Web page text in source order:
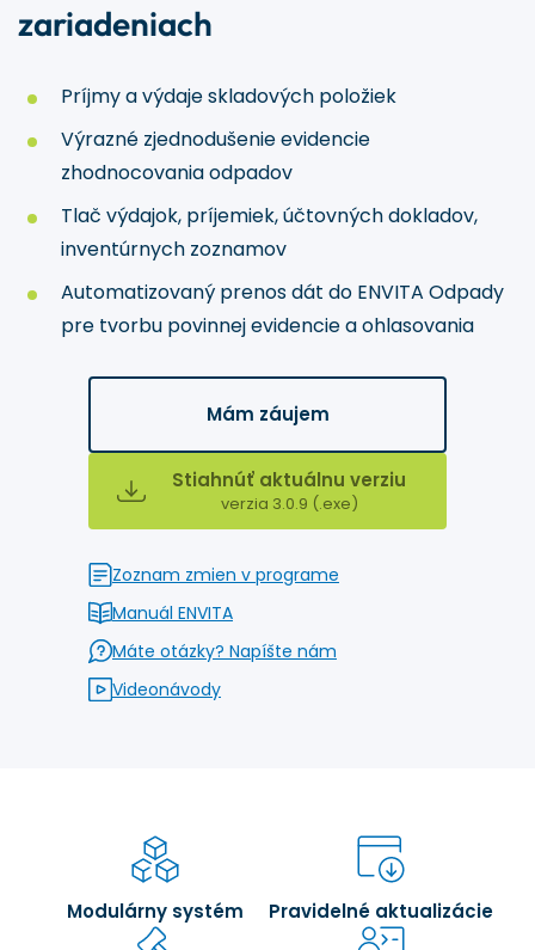
zariadeniach
Príjmy a výdaje skladových položiek
Výrazné zjednodušenie evidencie
zhodnocovania odpadov
Tlač výdajok, príjemiek, účtovných dokladov,
inventúrnych zoznamov
Automatizovaný prenos dát do ENVITA Odpady
pre tvorbu povinnej evidencie a ohlasovania
Mám záujem
Stiahnúť aktuálnu verziu
verzia 3.0.9 (.exe)
Zoznam zmien v programe
Manuál ENVITA
Máte otázky? Napíšte nám
Videonávody
Modulárny systém Pravidelné aktualizácie